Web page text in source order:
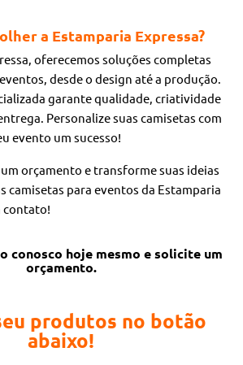
a Estamparia Expressa?
oferecemos soluções completas
desde o design até a produção.
garante qualidade, criatividade
Personalize suas camisetas com
evento um sucesso!
orçamento e transforme suas ideias
camisetas para eventos da Estamparia
contato!
conosco hoje mesmo e solicite um
orçamento.
produtos no botão
abaixo!